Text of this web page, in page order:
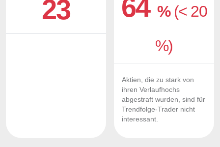
23 64% (< 20
%)
Aktien, die zu stark von
ihren Verlaufhochs
abgestraft wurden, sind für
Trendfolge-Trader nicht
interessant.